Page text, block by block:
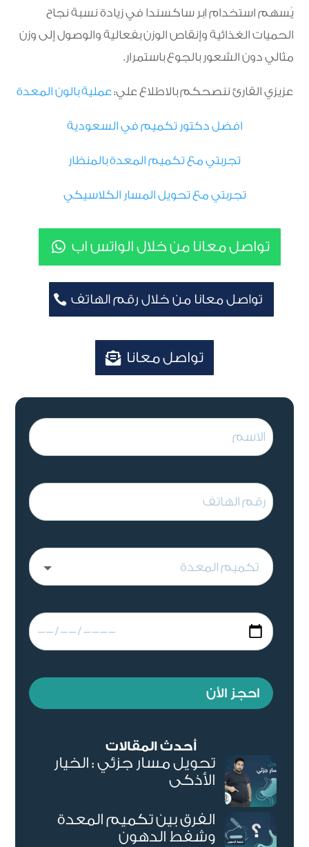
احجز الأن
أحدث المقالات
تحويل مسار جزئي : الخيار
الأذكى
الفرق بين تكميم المعدة
وشفط الدهون
يُسهم استخدام ابر ساكسندا في زيادة نسبة نجاح
الحميات الغذائية وإنقاص الوزن بفعالية والوصول إلى وزن
مثالي دون الشعور بالجوع باستمرار.
عزيزي القارئ ننصحكم بالاطلاع علي:عملية بالون المعدة
افضل دكتور تكميم في السعودية
تجربتي مع تكميم المعدة بالمنظار
تجربتي مع تحويل المسار الكلاسيكي
تواصل معانا من خلال الواتس اب
تواصل معانا من خلال رقم الهاتف
تواصل معانا